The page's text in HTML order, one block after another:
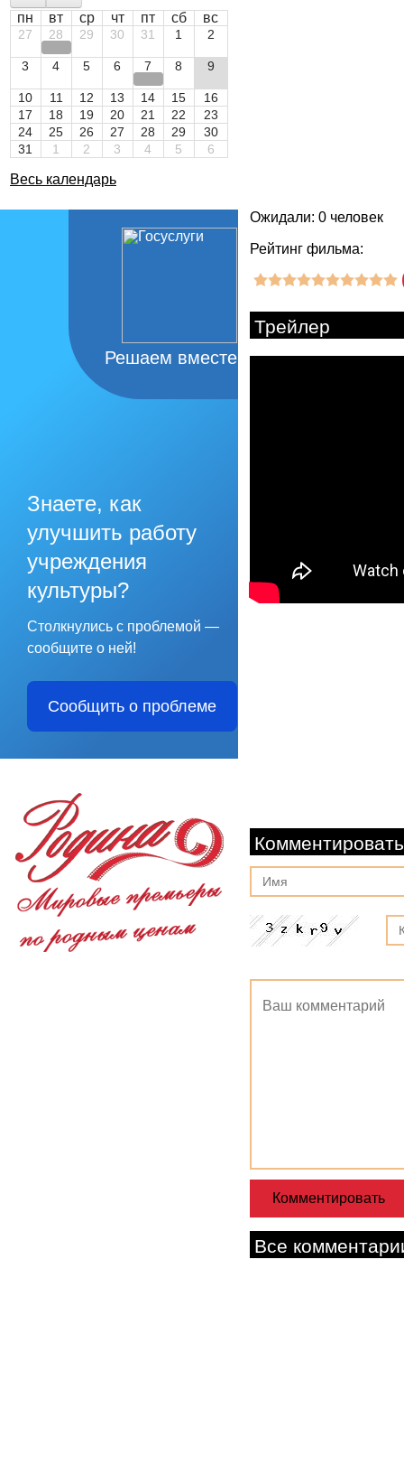
пн вт ср чт пт сб вс
27 28 29 30 31 1 2
3 4 5 6 7 8 9
10 11 12 13 14 15
16
17
18 19 20 21 22
23
24
25 26 27 28 29
30
31
1 2 3 4 5 6
Весь календарь
Решаем вместе
Знаете, как
улучшить работу
учреждения
культуры?
Столкнулись с проблемой —
сообщите о ней!
Сообщить о проблеме
Ожидали: 0 человек
Рейтинг фильма:
Трейлер
Комментировать
Все